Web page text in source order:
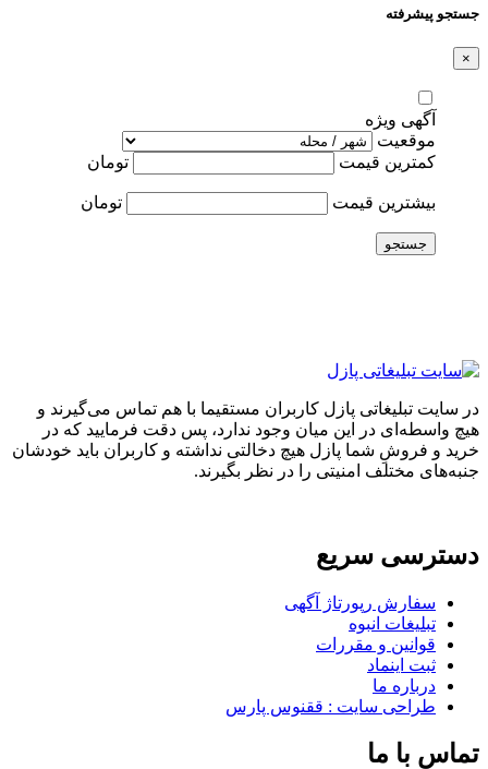
جستجو پیشرفته
×
آگهی ویژه
موقعیت
کمترین قیمت
تومان
بیشترین قیمت تومان
جستجو
در سایت تبلیغاتی پازل کاربران مستقیما با هم تماس می‌گیرند و
هیچ واسطه‌ای در این میان وجود ندارد، پس دقت فرمایید که در
خرید و فروشِ شما پازل هیچ دخالتی نداشته و کاربران باید خودشان
جنبه‌های مختلف امنیتی را در نظر بگیرند.
دسترسی سریع
سفارش رپورتاژ آگهی
تبلیغات انبوه
قوانین و مقررات
ثبت اینماد
درباره ما
طراحی سایت : ققنوس پارس
تماس با ما